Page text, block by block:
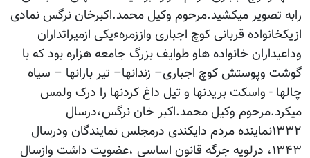
رابه تصویر میکشید.مرحوم وکیل محمد.اکبرخان نرگس نمادی
ازیکخانواده قربانی کوچ اجباری واززمرهءیکی ازمیراثداران
وداعیداران خانواده هاو طوایف بزرگ جامعه هزاره بود که با
گوشت وپوستش کوچ اجباری– زندانها– تیر بارانها – سیاه
چالها - واسکت بریدنها و تیل داغ کردنها را درک ولمس
میکرد.مرحوم وکیل محمد.اکبر خان نرگس،درسال
۱۳۳۲نماینده مردم دایکندی درمجلس نمایندگان ودرسال
۱۳۴۳، درلویه جرگه قانون اساسی ،عضویت داشت وازسال